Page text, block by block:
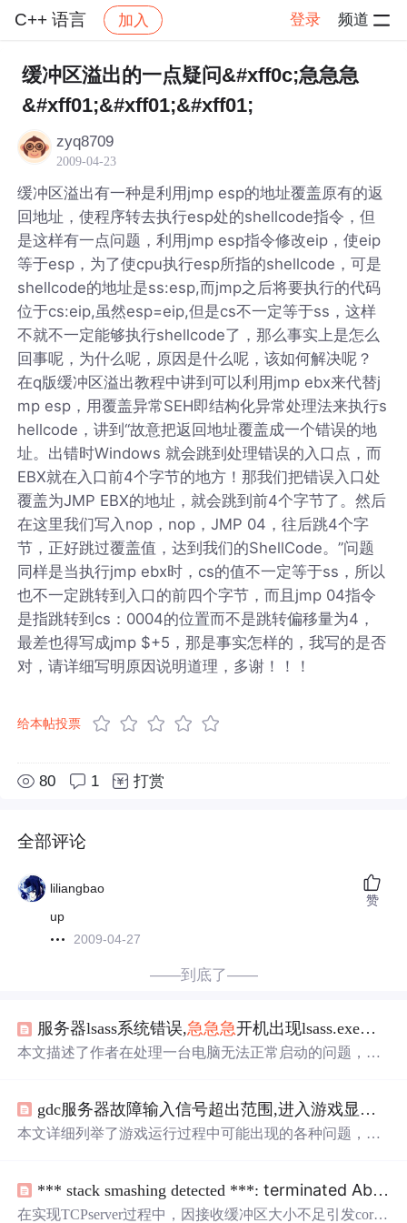
C++ 语言 加入 登录 频道
社区 C++ 语言 帖子详情
缓冲区溢出的一点疑问&#xff0c;急急急
&#xff01;&#xff01;&#xff01;
zyq8709
2009-04-23
缓冲区溢出有一种是利用jmp esp的地址覆盖原有的返
回地址，使程序转去执行esp处的shellcode指令，但
是这样有一点问题，利用jmp esp指令修改eip，使eip
等于esp，为了使cpu执行esp所指的shellcode，可是
shellcode的地址是ss:esp,而jmp之后将要执行的代码
位于cs:eip,虽然esp=eip,但是cs不一定等于ss，这样
不就不一定能够执行shellcode了，那么事实上是怎么
回事呢，为什么呢，原因是什么呢，该如何解决呢？
在q版缓冲区溢出教程中讲到可以利用jmp ebx来代替j
mp esp，用覆盖异常SEH即结构化异常处理法来执行s
hellcode，讲到“故意把返回地址覆盖成一个错误的地
址。出错时Windows 就会跳到处理错误的入口点，而
EBX就在入口前4个字节的地方！那我们把错误入口处
覆盖为JMP EBX的地址，就会跳到前4个字节了。然后
在这里我们写入nop，nop，JMP 04，往后跳4个字
节，正好跳过覆盖值，达到我们的ShellCode。”问题
同样是当执行jmp ebx时，cs的值不一定等于ss，所以
也不一定跳转到入口的前四个字节，而且jmp 04指令
是指跳转到cs：0004的位置而不是跳转偏移量为4，
最差也得写成jmp $+5，那是事实怎样的，我写的是否
对，请详细写明原因说明道理，多谢！！！
给本帖投票
80 1 打赏
全部评论
liliangbao
up
2009-04-27
赞
——到底了——
服务器lsass系统错误,急急急开机出现lsass.exe系统错误系统资源不够无法完成AP? 爱问知识人...
本文描述了作者在处理一台电脑无法正常启动的问题，遇
题，甚至在安全模式下出现蓝屏。根据网上搜索，可能是
病毒、系统文件损坏或杀毒软件错误文件导致。作者计划
ws活动目录远程堆栈溢出漏洞的相关信息。
gdc服务器故障输入信号超出范围,进入游戏显示输入信号超出范围！来个大神解救我啊！
本文详细列举了游戏运行过程中可能出现的各种问题，如
幕刷新率、安装必要的运行库等。此外，还提到了兼容性
设置和确保游戏安装完整的重要性。
*** stack smashing detected ***:terminated Aborted (core dumped)
在实现TCPserver过程中，因接收缓冲区大小不足引发cored